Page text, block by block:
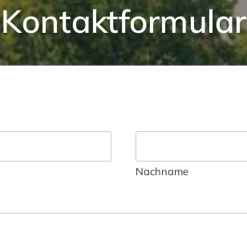
Kontaktformular
Nachname